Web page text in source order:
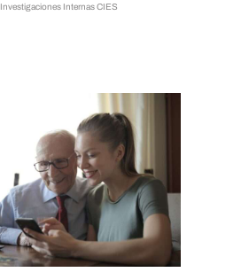
Investigaciones Internas CIES